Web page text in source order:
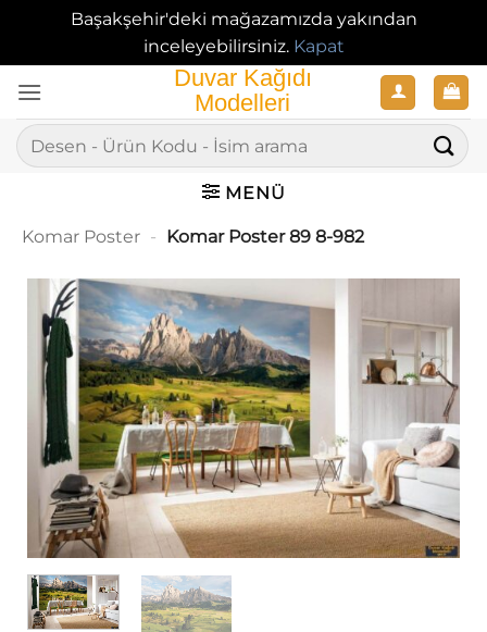
Başakşehir'deki mağazamızda yakından
inceleyebilirsiniz. Kapat
atla
Ara:
MENÜ
Komar Poster - Komar Poster 89 8-982